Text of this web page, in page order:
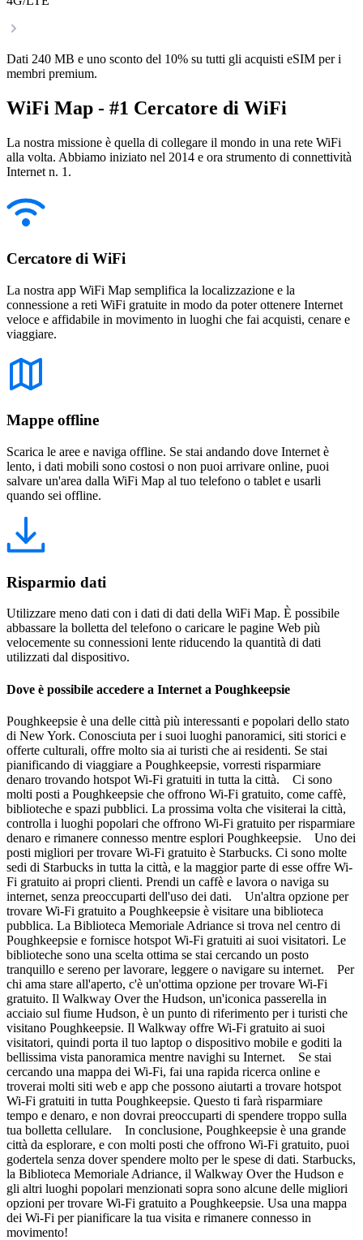
Dati 240 MB e uno sconto del 10% su tutti gli acquisti eSIM per i
membri premium.
WiFi Map - #1 Cercatore di WiFi
La nostra missione è quella di collegare il mondo in una rete WiFi
alla volta. Abbiamo iniziato nel 2014 e ora strumento di connettività
Internet n. 1.
Cercatore di WiFi
La nostra app WiFi Map semplifica la localizzazione e la
connessione a reti WiFi gratuite in modo da poter ottenere Internet
veloce e affidabile in movimento in luoghi che fai acquisti, cenare e
viaggiare.
Mappe offline
Scarica le aree e naviga offline. Se stai andando dove Internet è
lento, i dati mobili sono costosi o non puoi arrivare online, puoi
salvare un'area dalla WiFi Map al tuo telefono o tablet e usarli
quando sei offline.
Risparmio dati
Utilizzare meno dati con i dati di dati della WiFi Map. È possibile
abbassare la bolletta del telefono o caricare le pagine Web più
velocemente su connessioni lente riducendo la quantità di dati
utilizzati dal dispositivo.
Dove è possibile accedere a Internet a Poughkeepsie
Poughkeepsie è una delle città più interessanti e popolari dello stato
di New York. Conosciuta per i suoi luoghi panoramici, siti storici e
offerte culturali, offre molto sia ai turisti che ai residenti. Se stai
pianificando di viaggiare a Poughkeepsie, vorresti risparmiare
denaro trovando hotspot Wi-Fi gratuiti in tutta la città. Ci sono
molti posti a Poughkeepsie che offrono Wi-Fi gratuito, come caffè,
biblioteche e spazi pubblici. La prossima volta che visiterai la città,
controlla i luoghi popolari che offrono Wi-Fi gratuito per risparmiare
denaro e rimanere connesso mentre esplori Poughkeepsie. Uno dei
posti migliori per trovare Wi-Fi gratuito è Starbucks. Ci sono molte
sedi di Starbucks in tutta la città, e la maggior parte di esse offre Wi-
Fi gratuito ai propri clienti. Prendi un caffè e lavora o naviga su
internet, senza preoccuparti dell'uso dei dati. Un'altra opzione per
trovare Wi-Fi gratuito a Poughkeepsie è visitare una biblioteca
pubblica. La Biblioteca Memoriale Adriance si trova nel centro di
Poughkeepsie e fornisce hotspot Wi-Fi gratuiti ai suoi visitatori. Le
biblioteche sono una scelta ottima se stai cercando un posto
tranquillo e sereno per lavorare, leggere o navigare su internet. Per
chi ama stare all'aperto, c'è un'ottima opzione per trovare Wi-Fi
gratuito. Il Walkway Over the Hudson, un'iconica passerella in
acciaio sul fiume Hudson, è un punto di riferimento per i turisti che
visitano Poughkeepsie. Il Walkway offre Wi-Fi gratuito ai suoi
visitatori, quindi porta il tuo laptop o dispositivo mobile e goditi la
bellissima vista panoramica mentre navighi su Internet. Se stai
cercando una mappa dei Wi-Fi, fai una rapida ricerca online e
troverai molti siti web e app che possono aiutarti a trovare hotspot
Wi-Fi gratuiti in tutta Poughkeepsie. Questo ti farà risparmiare
tempo e denaro, e non dovrai preoccuparti di spendere troppo sulla
tua bolletta cellulare. In conclusione, Poughkeepsie è una grande
città da esplorare, e con molti posti che offrono Wi-Fi gratuito, puoi
godertela senza dover spendere molto per le spese di dati. Starbucks,
la Biblioteca Memoriale Adriance, il Walkway Over the Hudson e
gli altri luoghi popolari menzionati sopra sono alcune delle migliori
opzioni per trovare Wi-Fi gratuito a Poughkeepsie. Usa una mappa
dei Wi-Fi per pianificare la tua visita e rimanere connesso in
movimento!